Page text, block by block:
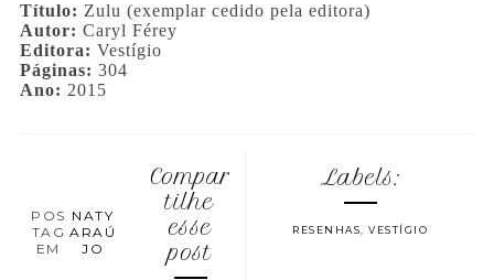
Título: Zulu (exemplar cedido pela editora)
Autor: Caryl Férey
Editora: Vestígio
Páginas: 304
Ano: 2015
POS
TAG
EM
NATY
ARAÚ
JO
Compar
tilhe
esse
post
Labels:
RESENHAS ,VESTÍGIO